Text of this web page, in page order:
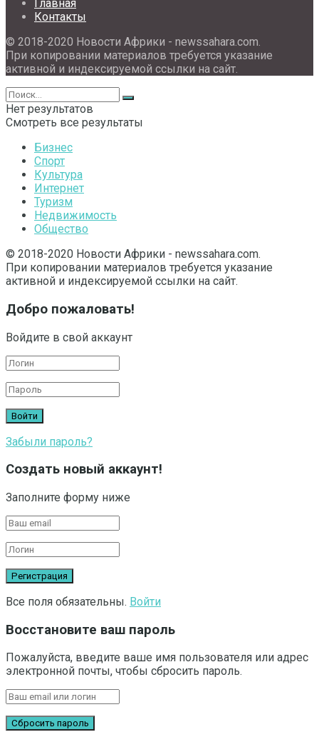
Главная
Контакты
© 2018-2020 Новости Африки - newssahara.com.
При копировании материалов требуется указание
активной и индексируемой ссылки на сайт.
Нет результатов
Смотреть все результаты
Бизнес
Спорт
Культура
Интернет
Туризм
Недвижимость
Общество
© 2018-2020 Новости Африки - newssahara.com.
При копировании материалов требуется указание
активной и индексируемой ссылки на сайт.
Добро пожаловать!
Войдите в свой аккаунт
Забыли пароль?
Создать новый аккаунт!
Заполните форму ниже
Все поля обязательны. Войти
Восстановите ваш пароль
Пожалуйста, введите ваше имя пользователя или адрес
электронной почты, чтобы сбросить пароль.